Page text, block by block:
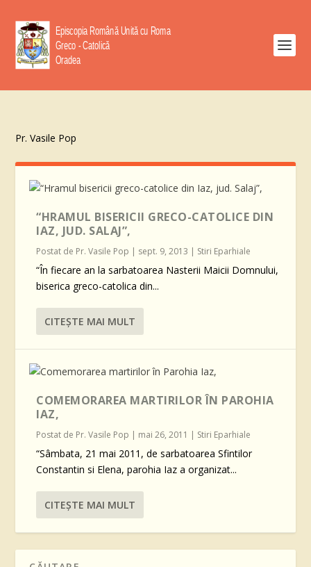
Pr. Vasile Pop
“HRAMUL BISERICII GRECO-CATOLICE DIN
IAZ, JUD. SALAJ”,
Postat de Pr. Vasile Pop | sept. 9, 2013 | Stiri Eparhiale
“În fiecare an la sarbatoarea Nasterii Maicii Domnului,
biserica greco-catolica din...
CITEŞTE MAI MULT
COMEMORAREA MARTIRILOR ÎN PAROHIA
IAZ,
Postat de Pr. Vasile Pop | mai 26, 2011 | Stiri Eparhiale
“Sâmbata, 21 mai 2011, de sarbatoarea Sfintilor
Constantin si Elena, parohia Iaz a organizat...
CITEŞTE MAI MULT